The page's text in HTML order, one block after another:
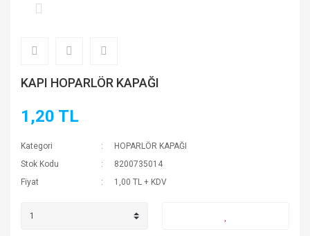
KAPI HOPARLÖR KAPAĞI
1,20 TL
Kategori
HOPARLÖR KAPAĞI
Stok Kodu
8200735014
Fiyat
1,00 TL + KDV